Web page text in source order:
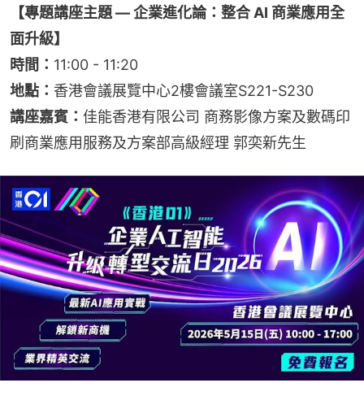
【專題講座主題 — 企業進化論：整合 AI 商業應用全
面升級】
時間： 11:00 - 11:20
地點： 香港會議展覽中心2樓會議室S221-S230
講座嘉賓： 佳能香港有限公司 商務影像方案及數碼印
刷商業應用服務及方案部高級經理 郭奕新先生